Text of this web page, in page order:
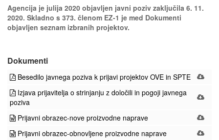
Agencija je julija 2020 objavljen javni poziv zaključila 6. 11.
2020. Skladno s 373. členom EZ-1 je med Dokumenti
objavljen seznam izbranih projektov.
Dokumenti
Besedilo javnega poziva k prijavi projektov OVE in SPTE
Izjava prijavitelja o strinjanju z določili in pogoji javnega
poziva
Prijavni obrazec-nove proizvodne naprave
Prijavni obrazec-obnovljene proizvodne naprave